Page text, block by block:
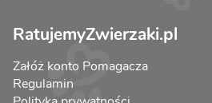
RatujemyZwierzaki.pl
Załóż konto Pomagacza
Regulamin